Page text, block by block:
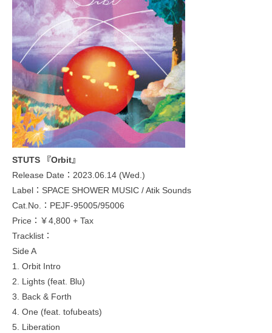
STUTS 『Orbit』
Release Date：2023.06.14 (Wed.)
Label：SPACE SHOWER MUSIC / Atik Sounds
Cat.No.：PEJF-95005/95006
Price：￥4,800 + Tax
Tracklist：
Side A
1. Orbit Intro
2. Lights (feat. Blu)
3. Back & Forth
4. One (feat. tofubeats)
5. Liberation